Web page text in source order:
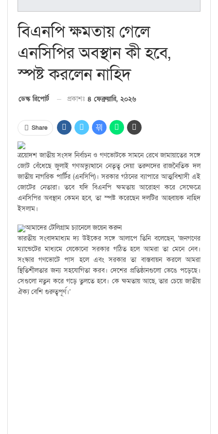
বিএনপি ক্ষমতায় গেলে
এনসিপির অবস্থান কী হবে,
স্পষ্ট করলেন নাহিদ
ডেস্ক রিপোর্ট প্রকাশঃ ৪ ফেব্রুয়ারি, ২০২৬
Share
ত্রয়োদশ জাতীয় সংসদ নির্বাচন ও গণভোটকে সামনে রেখে জামায়াতের সঙ্গে
জোট বেঁধেছে জুলাই গণঅভ্যুত্থানে নেতৃত্ব দেয়া তরুণদের রাজনৈতিক দল
জাতীয় নাগরিক পার্টির (এনসিপি)। সরকার গঠনের ব্যাপারে আত্মবিশ্বাসী এই
জোটের নেতারা। তবে যদি বিএনপি ক্ষমতায় আরোহণ করে সেক্ষেত্রে
এনসিপির অবস্থান কেমন হবে, তা স্পষ্ট করেছেন দলটির আহ্বায়ক নাহিদ
ইসলাম।
আমাদের টেলিগ্রাম চ্যানেলে জয়েন করুন
ভারতীয় সংবাদমাধ্যম দ্য উইকের সঙ্গে আলাপে তিনি বলেছেন, ‘জনগণের
ম্যান্ডেটের মাধ্যমে যেকোনো সরকার গঠিত হলে আমরা তা মেনে নেব।
সংস্কার গণভোটে পাস হলে এবং সরকার তা বাস্তবায়ন করলে আমরা
স্থিতিশীলতার জন্য সহযোগিতা করব। দেশের প্রতিষ্ঠানগুলো ভেঙে পড়েছে।
সেগুলো নতুন করে গড়ে তুলতে হবে। কে ক্ষমতায় আছে, তার চেয়ে জাতীয়
ঐক্য বেশি গুরুত্বপূর্ণ।’